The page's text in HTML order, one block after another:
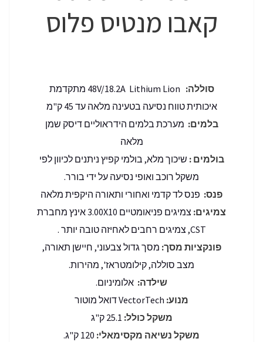
קאבו מנטיס פלוס
סוללה:
48V/18.2A Lithium Lion מתקדמת
איכותית טווח נסיעה בטעינה מלאה עד 45 ק"מ
בלמים: מערכת בלמים הידראוליים דיסק שמן
מלאה
בולמים : שיכוך מלא, בולמי קפיץ ניתנים לכיוון לפי
משקל רוכב ואופי נסיעה על ידי בורר.
פנס: פנס לד קדמי ואחורי ותאורה היקפית מלאה
צמיגים:
צמיגים פניאומטיים 3.00X10 אינץ מחברת
CST, צמיגים רחבים לאחיזה טובה יותר .
פונקציות מסך: מסך גדול צבעוני, חיישן תאורה,
מצב סוללה, קילומטראז', מהירות.
שילדה: אלומיניום.
מנוע:
משקל כולל: 25.1 ק"ג
משקל נשיאה מקסימאלי: